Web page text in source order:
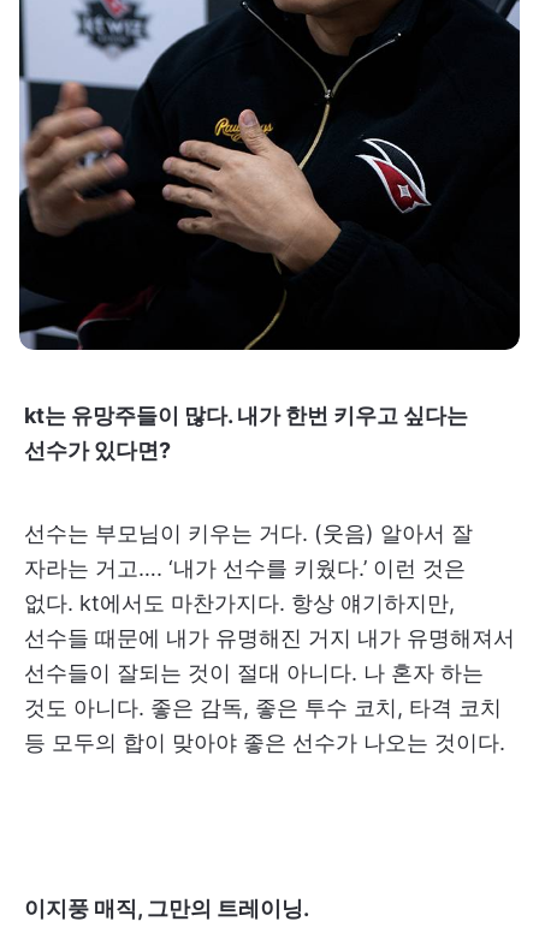
kt는 유망주들이 많다. 내가 한번 키우고 싶다는
선수가 있다면?
선수는 부모님이 키우는 거다. (웃음) 알아서 잘
자라는 거고…. ‘내가 선수를 키웠다.’ 이런 것은
없다. kt에서도 마찬가지다. 항상 얘기하지만,
선수들 때문에 내가 유명해진 거지 내가 유명해져서
선수들이 잘되는 것이 절대 아니다. 나 혼자 하는
것도 아니다. 좋은 감독, 좋은 투수 코치, 타격 코치
등 모두의 합이 맞아야 좋은 선수가 나오는 것이다.
이지풍 매직, 그만의 트레이닝.